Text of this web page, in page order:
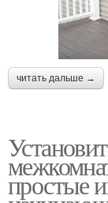
читать дальше →
простые